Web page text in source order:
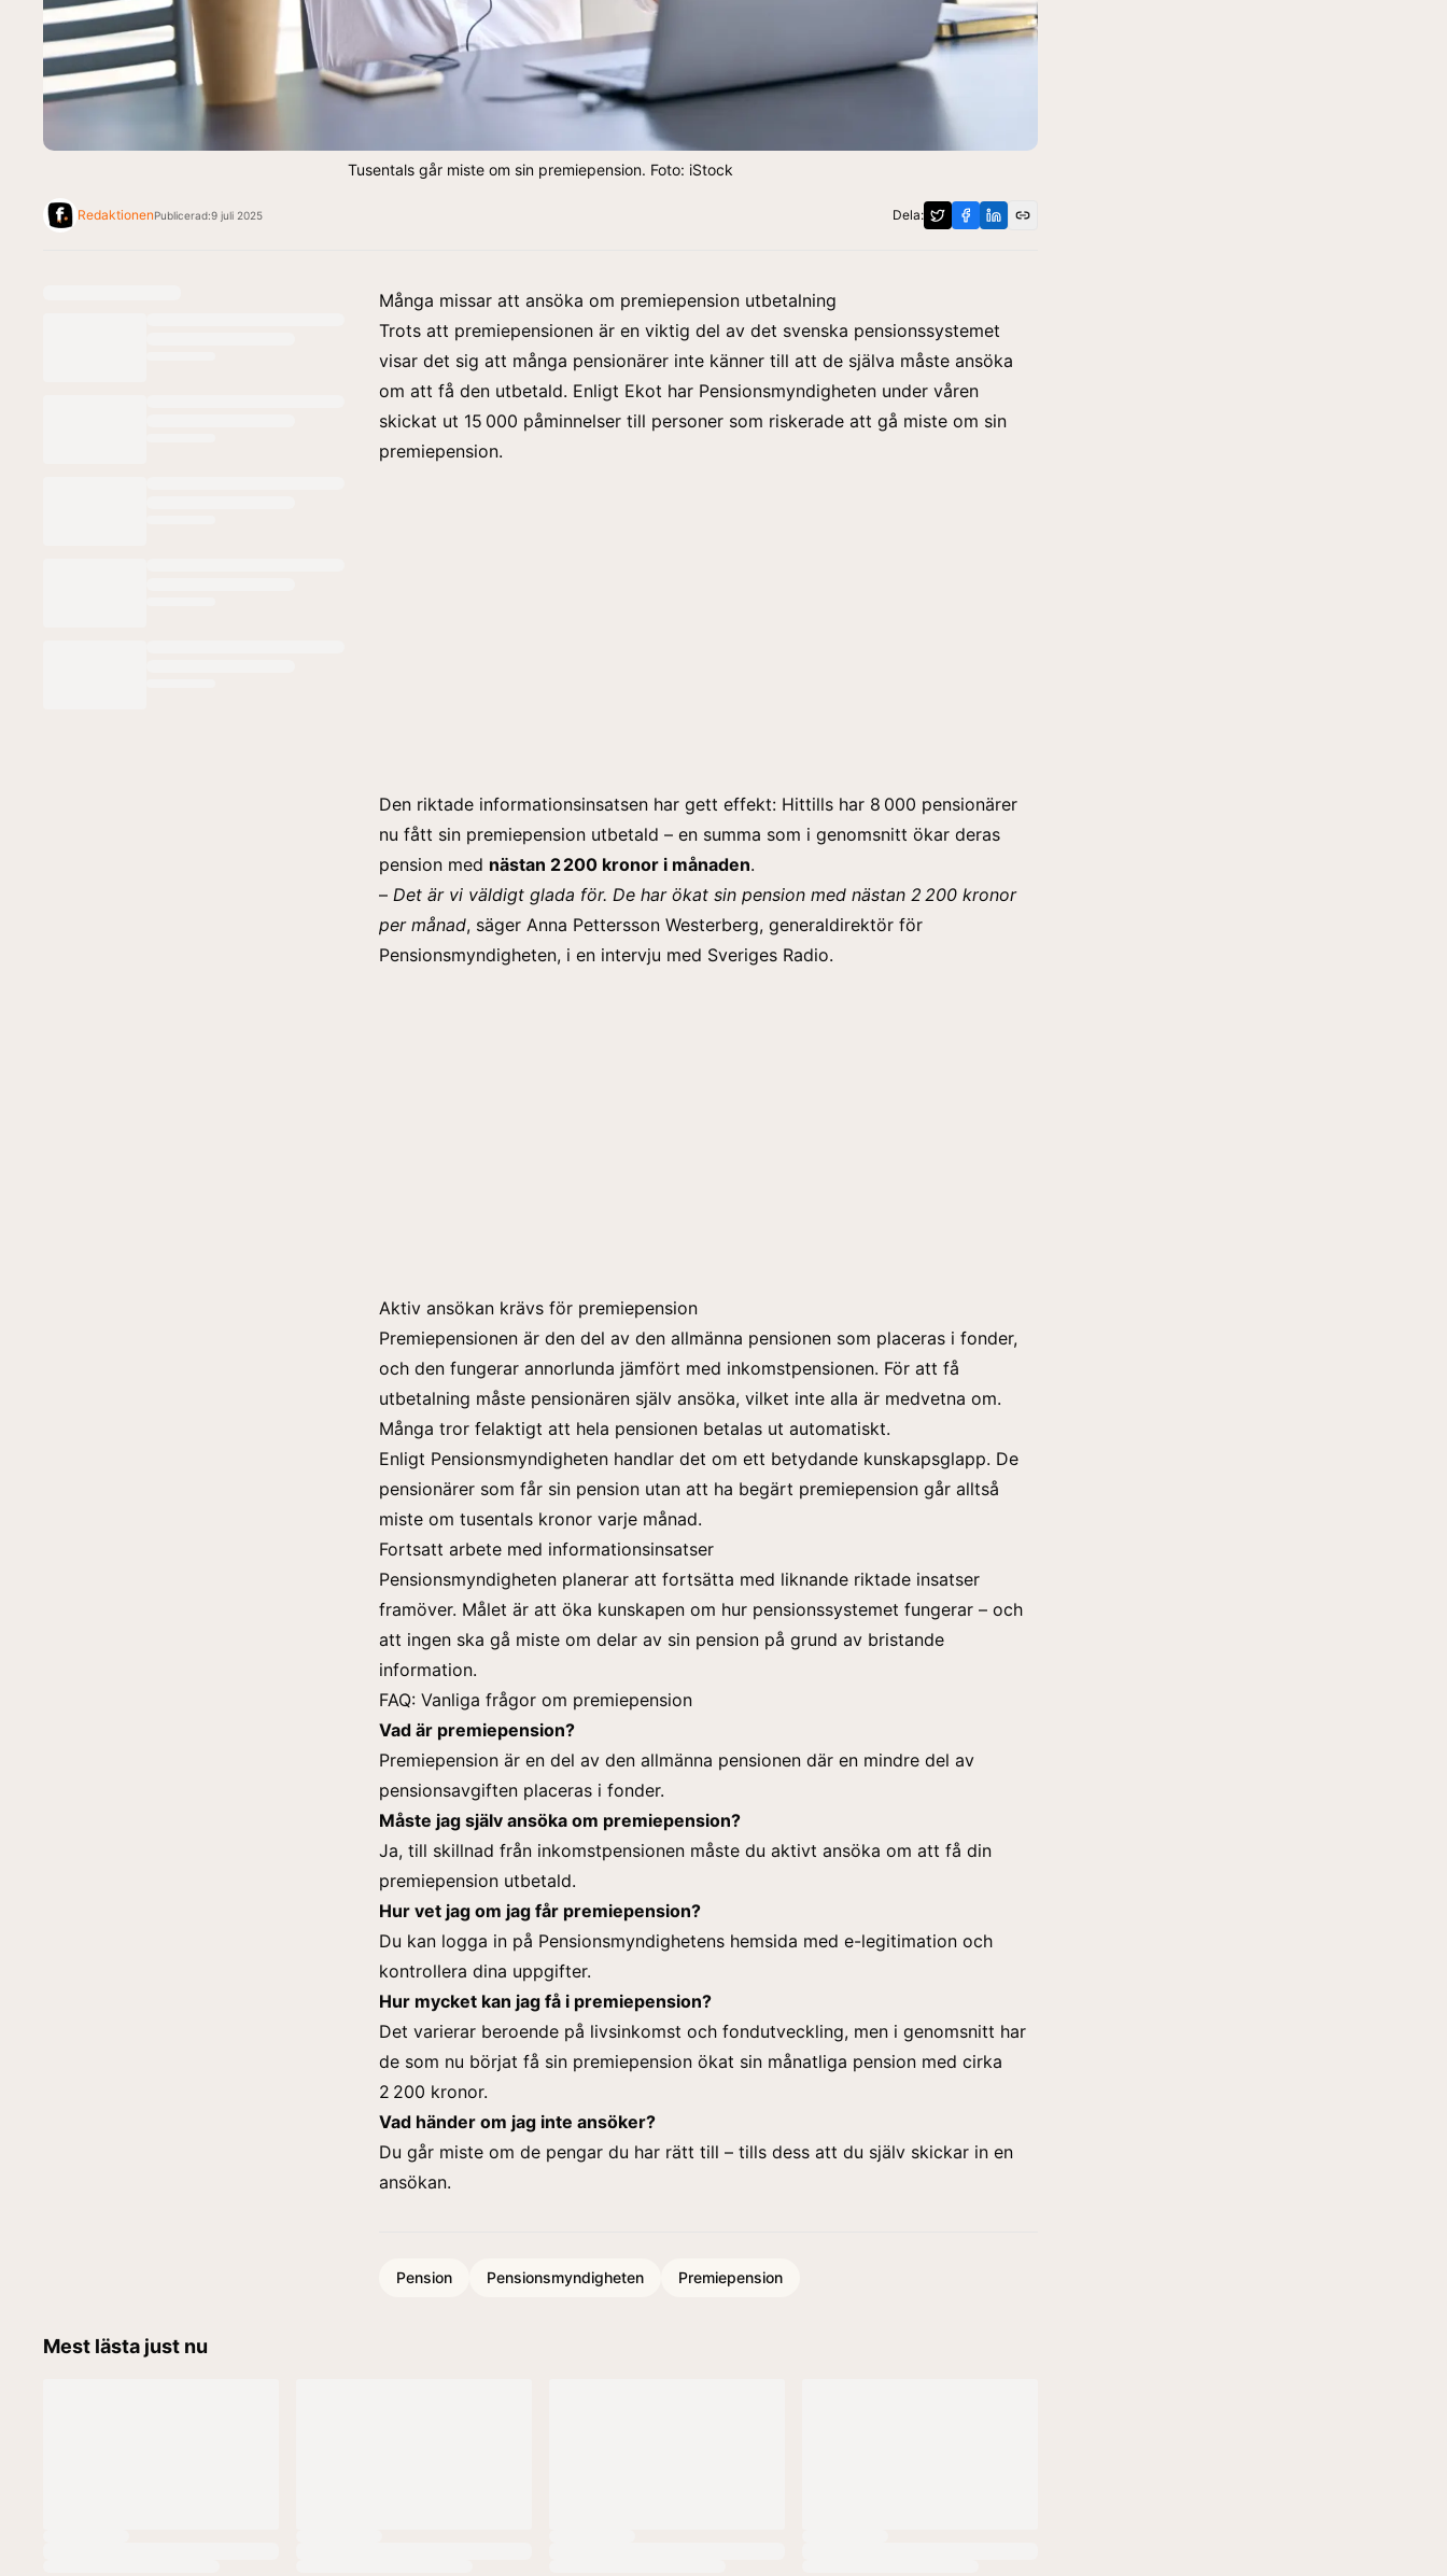
Tusentals går miste om sin premiepension. Foto: iStock
RedaktionenPublicerad:9 juli 2025 Dela:
Många missar att ansöka om premiepension utbetalning
Trots att premiepensionen är en viktig del av det svenska pensionssystemet
visar det sig att många pensionärer inte känner till att de själva måste ansöka
om att få den utbetald. Enligt Ekot har Pensionsmyndigheten under våren
skickat ut 15 000 påminnelser till personer som riskerade att gå miste om sin
premiepension.
Den riktade informationsinsatsen har gett effekt: Hittills har 8 000 pensionärer
nu fått sin premiepension utbetald – en summa som i genomsnitt ökar deras
pension med nästan 2 200 kronor i månaden.
– Det är vi väldigt glada för. De har ökat sin pension med nästan 2 200 kronor
per månad, säger Anna Pettersson Westerberg, generaldirektör för
Pensionsmyndigheten, i en intervju med Sveriges Radio.
Aktiv ansökan krävs för premiepension
Premiepensionen är den del av den allmänna pensionen som placeras i fonder,
och den fungerar annorlunda jämfört med inkomstpensionen. För att få
utbetalning måste pensionären själv ansöka, vilket inte alla är medvetna om.
Många tror felaktigt att hela pensionen betalas ut automatiskt.
Enligt Pensionsmyndigheten handlar det om ett betydande kunskapsglapp. De
pensionärer som får sin pension utan att ha begärt premiepension går alltså
miste om tusentals kronor varje månad.
Fortsatt arbete med informationsinsatser
Pensionsmyndigheten planerar att fortsätta med liknande riktade insatser
framöver. Målet är att öka kunskapen om hur pensionssystemet fungerar – och
att ingen ska gå miste om delar av sin pension på grund av bristande
information.
FAQ: Vanliga frågor om premiepension
Vad är premiepension?
Premiepension är en del av den allmänna pensionen där en mindre del av
pensionsavgiften placeras i fonder.
Måste jag själv ansöka om premiepension?
Ja, till skillnad från inkomstpensionen måste du aktivt ansöka om att få din
premiepension utbetald.
Hur vet jag om jag får premiepension?
Du kan logga in på Pensionsmyndighetens hemsida med e-legitimation och
kontrollera dina uppgifter.
Hur mycket kan jag få i premiepension?
Det varierar beroende på livsinkomst och fondutveckling, men i genomsnitt har
de som nu börjat få sin premiepension ökat sin månatliga pension med cirka
2 200 kronor.
Vad händer om jag inte ansöker?
Du går miste om de pengar du har rätt till – tills dess att du själv skickar in en
ansökan.
Pension Pensionsmyndigheten Premiepension
Mest lästa just nu